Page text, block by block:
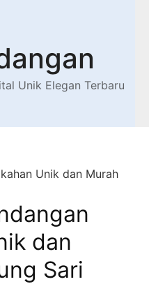
Unik Elegan Terbaru
Unik dan Murah
dan
Sari